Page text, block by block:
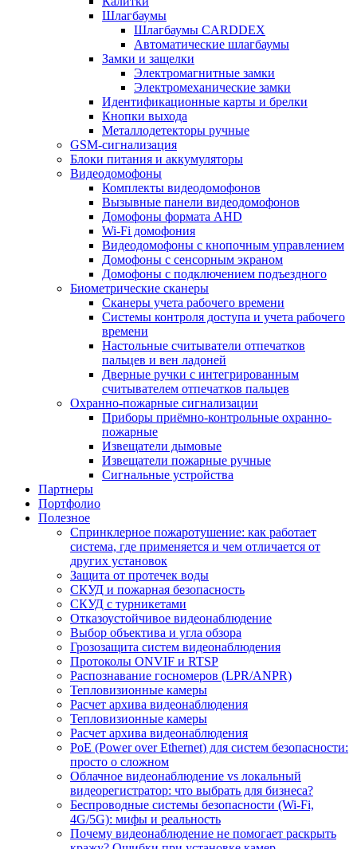
Шлагбаумы
Шлагбаумы CARDDEX
Автоматические шлагбаумы
Замки и защелки
Электромагнитные замки
Электромеханические замки
Идентификационные карты и брелки
Кнопки выхода
Металлодетекторы ручные
GSM-сигнализация
Блоки питания и аккумуляторы
Видеодомофоны
Комплекты видеодомофонов
Вызывные панели видеодомофонов
Домофоны формата AHD
Wi-Fi домофония
Видеодомофоны с кнопочным управлением
Домофоны с сенсорным экраном
Домофоны с подключением подъездного
Биометрические сканеры
Сканеры учета рабочего времени
Системы контроля доступа и учета рабочего
времени
Настольные считыватели отпечатков
пальцев и вен ладоней
Дверные ручки с интегрированным
считывателем отпечатков пальцев
Охранно-пожарные сигнализации
Приборы приёмно-контрольные охранно-
пожарные
Извещатели дымовые
Извещатели пожарные ручные
Сигнальные устройства
Партнеры
Портфолио
Полезное
Спринклерное пожаротушение: как работает
система, где применяется и чем отличается от
других установок
Защита от протечек воды
СКУД и пожарная безопасность
СКУД с турникетами
Отказоустойчивое видеонаблюдение
Выбор объектива и угла обзора
Грозозащита систем видеонаблюдения
Протоколы ONVIF и RTSP
Распознавание госномеров (LPR/ANPR)
Тепловизионные камеры
Расчет архива видеонаблюдения
Тепловизионные камеры
Расчет архива видеонаблюдения
PoE (Power over Ethernet) для систем безопасности:
просто о сложном
Облачное видеонаблюдение vs локальный
видеорегистратор: что выбрать для бизнеса?
Беспроводные системы безопасности (Wi-Fi,
4G/5G): мифы и реальность
Почему видеонаблюдение не помогает раскрыть